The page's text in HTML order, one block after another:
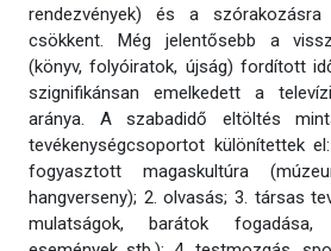
rendezvények) és a
csökkent. Még jelentősebb a
(könyv, folyóiratok, újság) fordított
szignifikánsan emelkedett a
aránya. A szabadidő eltöltés
tevékenységcsoportot különítettek
fogyasztott magaskultúra
hangverseny); 2. olvasás; 3. társas
mulatságok, barátok fogadása,